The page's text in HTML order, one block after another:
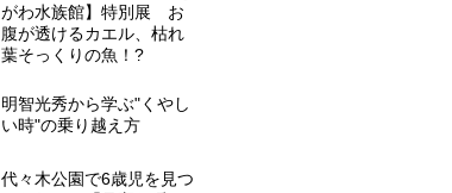
がわ水族館】特別展 お
腹が透けるカエル、枯れ
葉そっくりの魚！?
明智光秀から学ぶ"くやし
い時"の乗り越え方
代々木公園で6歳児を見つ